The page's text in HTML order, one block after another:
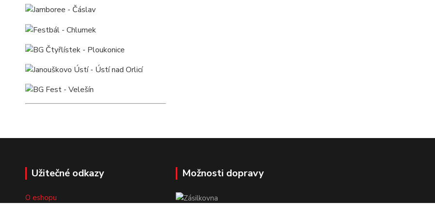
Užitečné odkazy
O eshopu
Možnosti dopravy